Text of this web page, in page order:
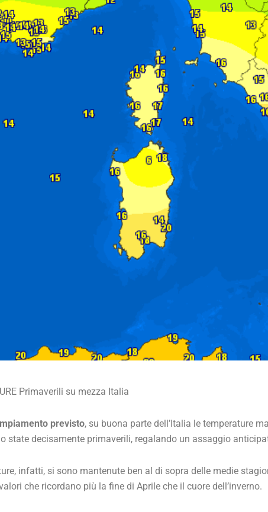
Primaverili su mezza Italia
previsto, su buona parte dell’Italia le temperature
state decisamente primaverili, regalando un assaggio
infatti, si sono mantenute ben al di sopra delle medie
che ricordano più la fine di Aprile che il cuore dell’inverno.